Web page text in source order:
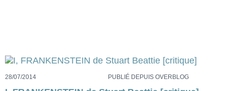
28/07/2014 PUBLIÉ DEPUIS OVERBLOG